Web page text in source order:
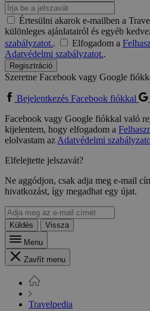
Értesülni akarok e-mailben a
különleges ajánlatairól és egyéb
szabályzatot.. Elfogadom a
Adatvédelmi szabályzatot..
Regisztráció
Szeretne Facebook vagy Google
Bejelentkezés Facebook fiókkal
Facebook vagy Google fiókkal való
kijelentem, hogy elfogadom a
elolvastam azAdatvédelmi
Elfelejtette jelszavát?
Ne aggódjon, csak adja meg e-mail
hivatkozást, így megadhat egy újat.
Küldés
Vissza
Menu
Zavřít menu
Travelpedia